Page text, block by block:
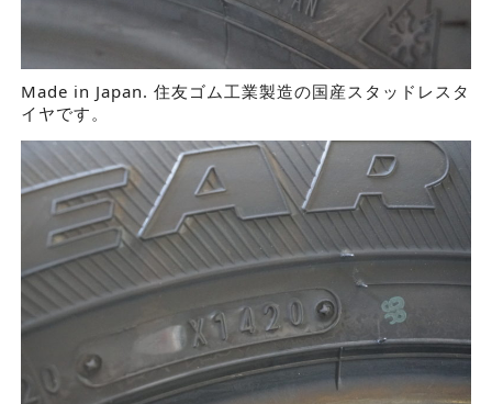
Made in Japan. 住友ゴム工業製造の国産スタッドレスタ
イヤです。